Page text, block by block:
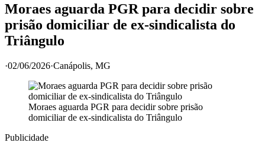
Moraes aguarda PGR para decidir sobre
prisão domiciliar de ex-sindicalista do
Triângulo
·02/06/2026·Canápolis, MG
Moraes aguarda PGR para decidir sobre prisão
domiciliar de ex-sindicalista do Triângulo
Publicidade